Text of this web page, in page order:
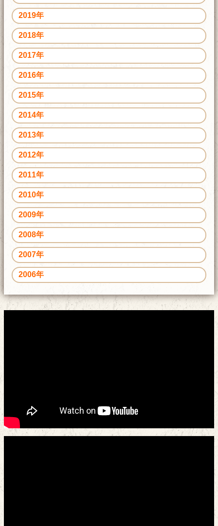
2019年
2018年
2017年
2016年
2015年
2014年
2013年
2012年
2011年
2010年
2009年
2008年
2007年
2006年